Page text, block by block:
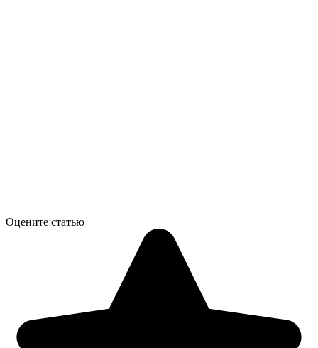
Оцените статью